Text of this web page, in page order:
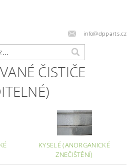
info@dpparts.cz
ČISTIČE
KYSELÉ (ANORGANICKÉ
ZNEČIŠTĚNÍ)